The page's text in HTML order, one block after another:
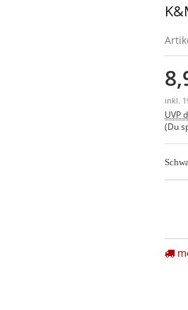
inkl.
UVP
(Du